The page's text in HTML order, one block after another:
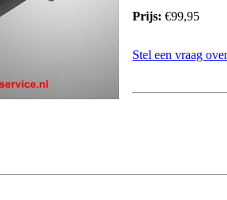
Prijs: €99,95
Stel een vraag